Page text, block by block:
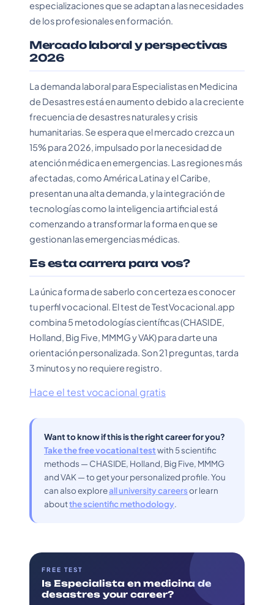
especializaciones que se adaptan a las necesidades
de los profesionales en formación.
Mercado laboral y perspectivas
2026
La demanda laboral para Especialistas en Medicina
de Desastres está en aumento debido a la creciente
frecuencia de desastres naturales y crisis
humanitarias. Se espera que el mercado crezca un
15% para 2026, impulsado por la necesidad de
atención médica en emergencias. Las regiones más
afectadas, como América Latina y el Caribe,
presentan una alta demanda, y la integración de
tecnologías como la inteligencia artificial está
comenzando a transformar la forma en que se
gestionan las emergencias médicas.
Es esta carrera para vos?
La única forma de saberlo con certeza es conocer
tu perfil vocacional. El test de TestVocacional.app
combina 5 metodologías científicas (CHASIDE,
Holland, Big Five, MMMG y VAK) para darte una
orientación personalizada. Son 21 preguntas, tarda
3 minutos y no requiere registro.
Hace el test vocacional gratis
Want to know if this is the right career for you?
Take the free vocational testwith 5 scientific
methods — CHASIDE, Holland, Big Five, MMMG
and VAK — to get your personalized profile. You
can also exploreall university careersor learn
aboutthe scientific methodology.
FREE TEST
Is Especialista en medicina de
desastres your career?